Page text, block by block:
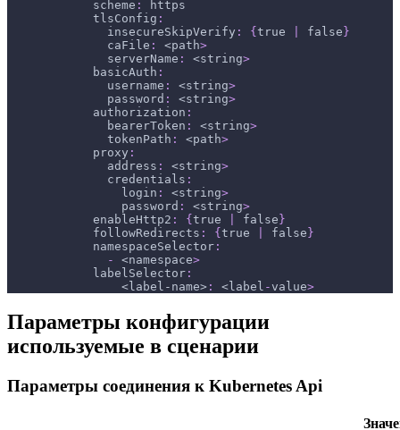
scheme :
https
tlsConfig :
insecureSkipVerify : {true false}
caFile : <path>
serverName : <string>
basicAuth :
username : <string>
password : <string>
authorization :
bearerToken : <string>
tokenPath : <path>
proxy :
address : <string>
credentials :
login : <string>
password : <string>
enableHttp2 : {true false}
followRedirects : {true false}
namespaceSelector :
-
<namespace>
labelSelector :
<label-name> : <label -value>
Параметры конфигурации
используемые в сценарии
Параметры соединения к Kubernetes Api